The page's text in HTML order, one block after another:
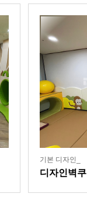
기본 디자인_
디자인벽